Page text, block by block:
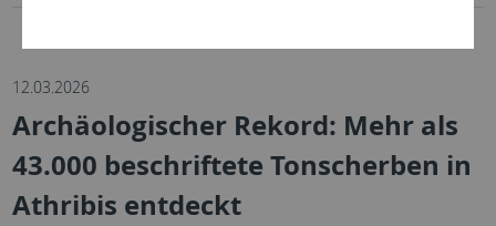
12.03.2026
Archäologischer Rekord: Mehr als
43.000 beschriftete Tonscherben in
Athribis entdeckt